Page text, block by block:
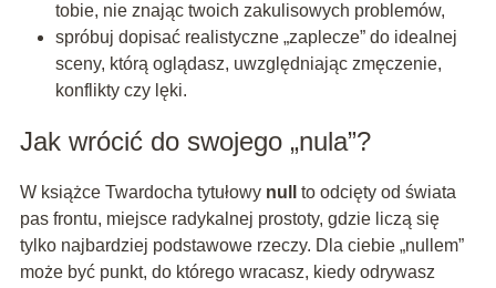
tobie, nie znając twoich zakulisowych problemów,
spróbuj dopisać realistyczne „zaplecze” do idealnej
sceny, którą oglądasz, uwzględniając zmęczenie,
konflikty czy lęki.
Jak wrócić do swojego „nula”?
W książce Twardocha tytułowy null
to odcięty od świata
pas frontu, miejsce radykalnej prostoty, gdzie liczą się
tylko najbardziej podstawowe rzeczy. Dla ciebie „nullem”
może być punkt, do którego wracasz, kiedy odrywasz